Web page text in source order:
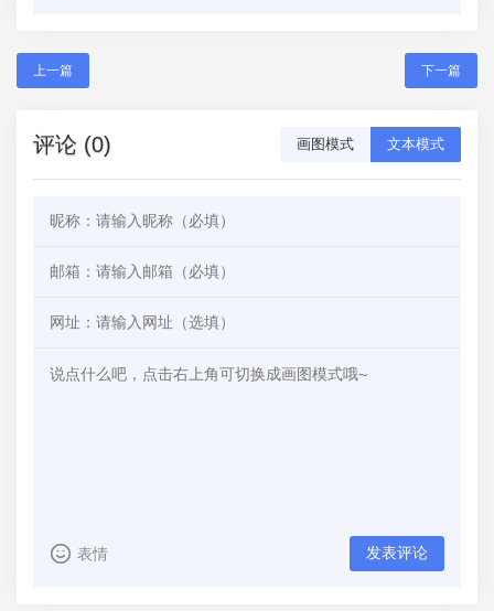
上一篇 下一篇
评论 (0) 画图模式 文本模式
表情 发表评论